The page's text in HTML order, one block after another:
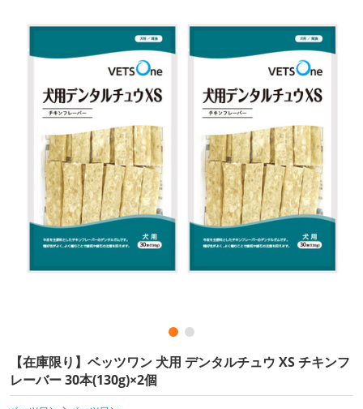
【在庫限り】ベッツワン 犬用 デンタルチュウ XS チキンフ
レーバー 30本(130g)×2個